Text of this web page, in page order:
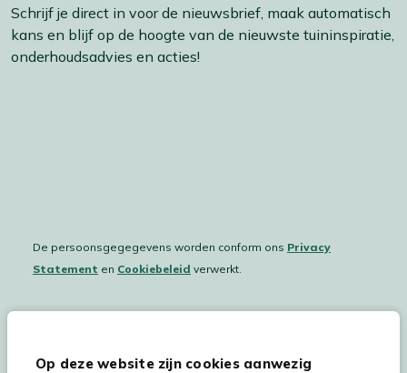
Op deze website zijn cookies aanwezig
Schrijf je direct in voor de nieuwsbrief, maak automatisch
kans en blijf op de hoogte van de nieuwste tuininspiratie,
onderhoudsadvies en acties!
De persoonsgegegevens worden conform ons Privacy
Statement en Cookiebeleid verwerkt.
Hulp & service